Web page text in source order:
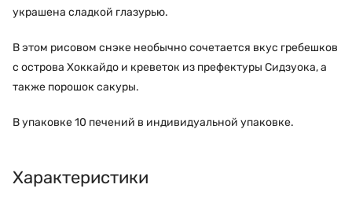
украшена сладкой глазурью.
В этом рисовом снэке необычно сочетается вкус гребешков
с острова Хоккайдо и креветок из префектуры Сидзуока, а
также порошок сакуры.
В упаковке 10 печений в индивидуальной упаковке.
Характеристики